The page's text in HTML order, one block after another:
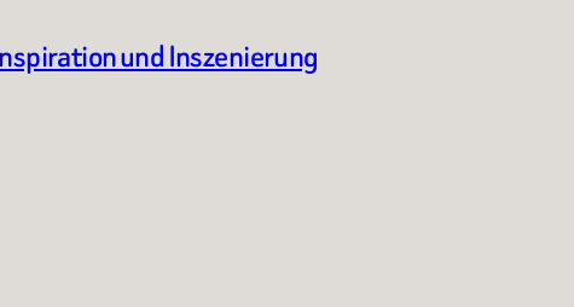
und Inszenierung